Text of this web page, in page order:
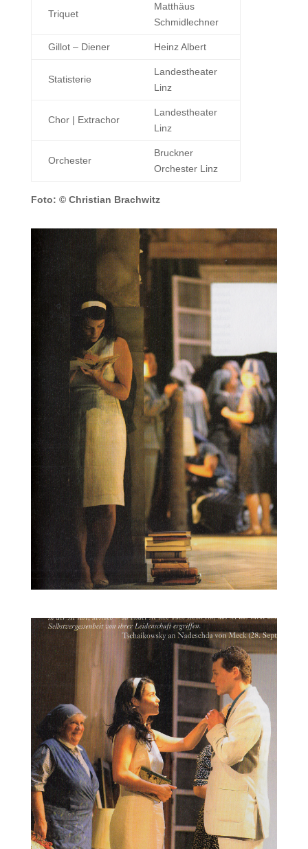
Triquet
Matthäus
Schmidlechner
Gillot – Diener Heinz Albert
Statisterie
Landestheater
Linz
Chor | Extrachor
Landestheater
Linz
Orchester
Bruckner
Orchester Linz
Foto: © Christian Brachwitz